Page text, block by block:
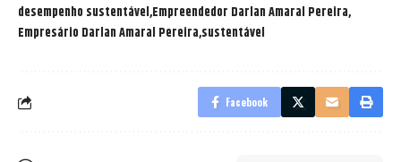
desempenho sustentável Empreendedor Darlan Amaral Pereira
Empresário Darlan Amaral Pereira sustentável
Facebook